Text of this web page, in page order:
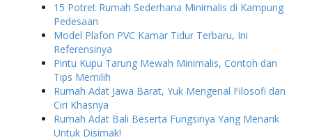
15 Potret Rumah Sederhana Minimalis di Kampung
Pedesaan
Model Plafon PVC Kamar Tidur Terbaru, Ini
Referensinya
Pintu Kupu Tarung Mewah Minimalis, Contoh dan
Tips Memilih
Rumah Adat Jawa Barat, Yuk Mengenal Filosofi dan
Ciri Khasnya
Rumah Adat Bali Beserta Fungsinya Yang Menarik
Untuk Disimak!